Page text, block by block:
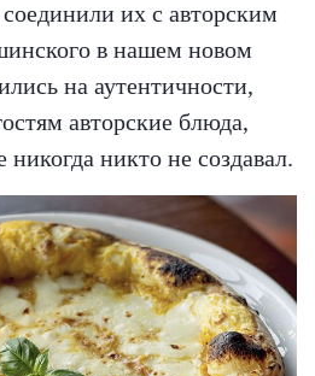
их с авторским
в нашем новом
на аутентичности,
авторские блюда,
никто не создавал.